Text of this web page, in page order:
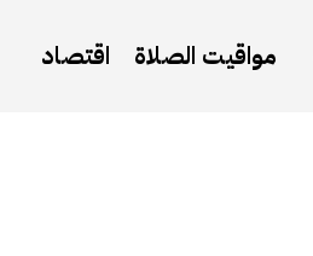
مواقيت الصلاة اقتصاد